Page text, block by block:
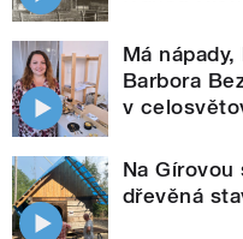
Má
Barbora
v
Na
dřevěná